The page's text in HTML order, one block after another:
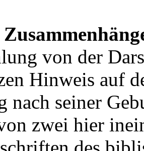
von der
Hinweis auf
nach seiner
zwei hier